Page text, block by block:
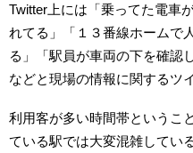
Twitter上には「乗ってた電車
れてる」「１３番線ホームで
る」「駅員が車両の下を確認
などと現場の情報に関するツ
利用客が多い時間帯というこ
ている駅では大変混雑してい